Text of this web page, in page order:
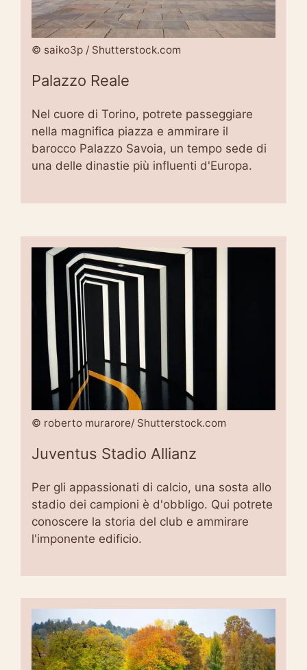
© saiko3p / Shutterstock.com
Palazzo Reale
Nel cuore di Torino, potrete passeggiare
nella magnifica piazza e ammirare il
barocco Palazzo Savoia, un tempo sede di
una delle dinastie più influenti d'Europa.
© roberto murarore/ Shutterstock.com
Juventus Stadio Allianz
Per gli appassionati di calcio, una sosta allo
stadio dei campioni è d'obbligo. Qui potrete
conoscere la storia del club e ammirare
l'imponente edificio.